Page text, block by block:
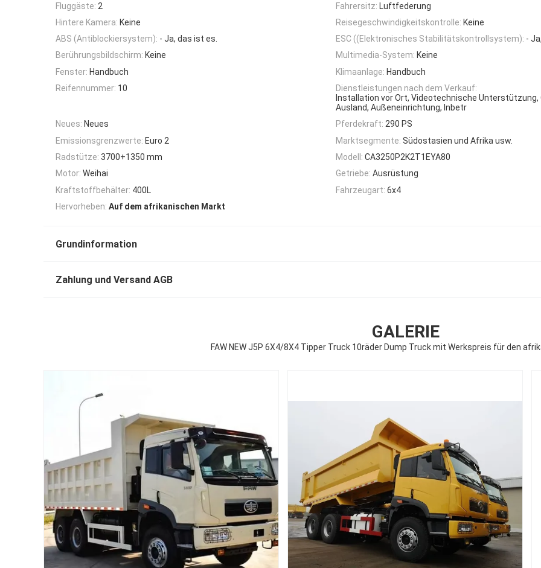
Fluggäste: 2 Fahrersitz: Luftfederung
Hintere Kamera: Keine Reisegeschwindigkeitskontrolle: Keine
ABS (Antiblockiersystem): - Ja, das ist es. ESC ((Elektronisches Stabilitätskontrollsystem): -
Berührungsbildschirm: Keine Multimedia-System: Keine
Fenster: Handbuch Klimaanlage: Handbuch
Reifennummer: 10
Dienstleistungen nach dem Verkauf:
Installation vor Ort, Videotechnische Unterstützung,
Ausland, Außeneinrichtung, Inbetr
Neues: Neues Pferdekraft: 290 PS
Emissionsgrenzwerte: Euro 2 Marktsegmente: Südostasien und Afrika usw.
Radstütze: 3700+1350 mm Modell: CA3250P2K2T1EYA80
Motor: Weihai Getriebe: Ausrüstung
Kraftstoffbehälter: 400L Fahrzeugart: 6x4
Hervorheben: Auf dem afrikanischen Markt
Grundinformation
Zahlung und Versand AGB
GALERIE
FAW NEW J5P 6X4/8X4 Tipper Truck 10räder Dump Truck mit Werkspreis für den